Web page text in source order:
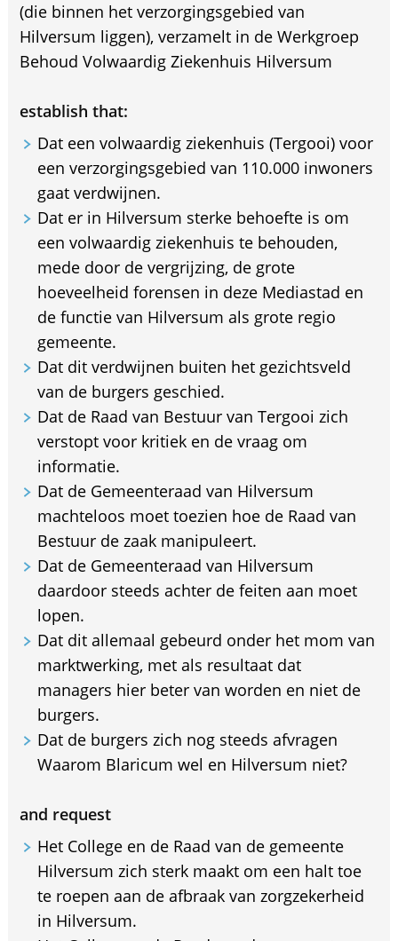
(die binnen het verzorgingsgebied van
Hilversum liggen), verzamelt in de Werkgroep
Behoud Volwaardig Ziekenhuis Hilversum
establish that:
Dat een volwaardig ziekenhuis (Tergooi) voor
een verzorgingsgebied van 110.000 inwoners
gaat verdwijnen.
Dat er in Hilversum sterke behoefte is om
een volwaardig ziekenhuis te behouden,
mede door de vergrijzing, de grote
hoeveelheid forensen in deze Mediastad en
de functie van Hilversum als grote regio
gemeente.
Dat dit verdwijnen buiten het gezichtsveld
van de burgers geschied.
Dat de Raad van Bestuur van Tergooi zich
verstopt voor kritiek en de vraag om
informatie.
Dat de Gemeenteraad van Hilversum
machteloos moet toezien hoe de Raad van
Bestuur de zaak manipuleert.
Dat de Gemeenteraad van Hilversum
daardoor steeds achter de feiten aan moet
lopen.
Dat dit allemaal gebeurd onder het mom van
marktwerking, met als resultaat dat
managers hier beter van worden en niet de
burgers.
Dat de burgers zich nog steeds afvragen
Waarom Blaricum wel en Hilversum niet?
and request
Het College en de Raad van de gemeente
Hilversum zich sterk maakt om een halt toe
te roepen aan de afbraak van zorgzekerheid
in Hilversum.